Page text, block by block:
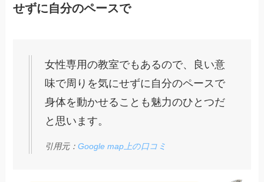
せずに自分のペースで
女性専用の教室でもあるので、良い意
味で周りを気にせずに自分のペースで
身体を動かせることも魅力のひとつだ
と思います。
引用元：Google map上の口コミ